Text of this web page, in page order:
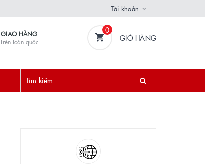
Tài khoản
GIAO HÀNG
trên toàn quốc
0
GIỎ HÀNG